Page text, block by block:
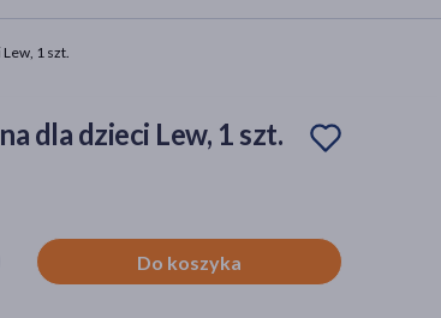
1 szt.
dla dzieci Lew, 1 szt.
Do koszyka